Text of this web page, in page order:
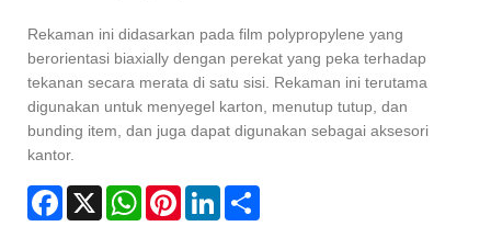
Rekaman ini didasarkan pada film polypropylene yang
berorientasi biaxially dengan perekat yang peka terhadap
tekanan secara merata di satu sisi. Rekaman ini terutama
digunakan untuk menyegel karton, menutup tutup, dan
bunding item, dan juga dapat digunakan sebagai aksesori
kantor.
Facebook
X WhatsAppPinterestLinkedIn